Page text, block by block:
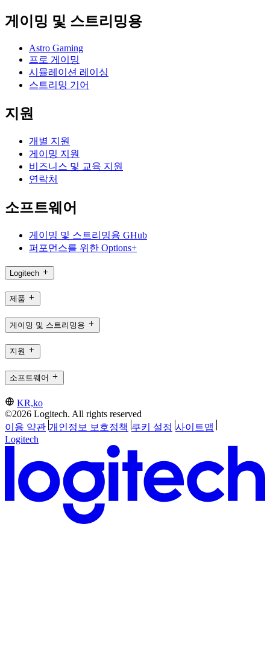
게이밍 및 스트리밍용
Astro Gaming
프로 게이밍
시뮬레이션 레이싱
스트리밍 기어
지원
개별 지원
게이밍 지원
비즈니스 및 교육 지원
연락처
소프트웨어
게이밍 및 스트리밍용 GHub
퍼포먼스를 위한 Options+
Logitech
제품
게이밍 및 스트리밍용
지원
소프트웨어
KR,ko
©2026 Logitech. All rights reserved
이용 약관 개인정보 보호정책 쿠키 설정 사이트맵
Logitech